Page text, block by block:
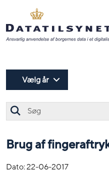
Vælg år
Brug af
Dato:22-06-2017